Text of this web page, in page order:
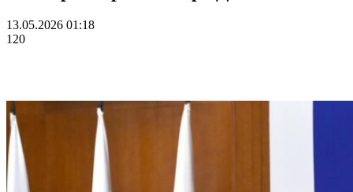
13.05.2026 01:18
120